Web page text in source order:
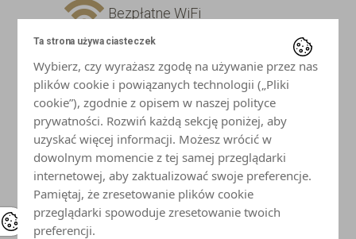
Bezpłatne WiFi
Lodówka
Płyta indukcyjna
Mikrofalówka
Czajnik
Ta strona używa ciasteczek
Wybierz, czy wyrażasz zgodę na używanie przez nas
plików cookie i powiązanych technologii („Pliki
cookie”), zgodnie z opisem w naszej polityce
prywatności. Rozwiń każdą sekcję poniżej, aby
uzyskać więcej informacji. Możesz wrócić w
dowolnym momencie z tej samej przeglądarki
internetowej, aby zaktualizować swoje preferencje.
Pamiętaj, że zresetowanie plików cookie
przeglądarki spowoduje zresetowanie twoich
preferencji.